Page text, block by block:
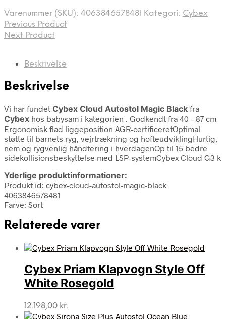
Varenummer (SKU): 4063846578481 Kategori: Cybex
Previous Product
Next Product
Beskrivelse
Beskrivelse
Vi har fundet Cybex Cloud Autostol Magic Black fra
Cybex hos babysam i kategorien . Godkendt fra 40 – 87 cm
Ergonomisk flad liggeposition AGR-certificeretOptimal
støtte til barnets ryg, vejrtrækning og hofteudviklingHurtig,
nem og rygvenlig håndtering i hverdagenOp til 15 bedre
sidekollisionsbeskyttelse med LSP-systemCybex Cloud G3 k
Yderlige produktinformationer:
Produkt id: cybex-cloud-autostol-magic-black
4063846578481
Farve: Sort
Relaterede varer
Cybex Priam Klapvogn Style Off
White Rosegold
12.198,00 kr.